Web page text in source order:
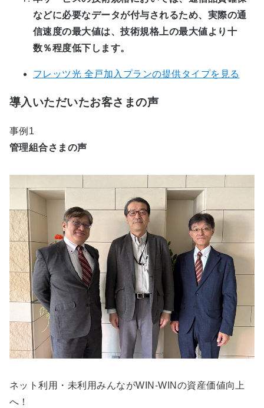
などに必要なデータが付与されるため、実際の通
信速度の最大値は、技術規格上の最大値より十
数％程度低下します。
フレッツ光 全戸加入プランの提供タイプを見る
導入いただいたお客さまの声
事例1
管理組合さまの声
ネット利用・未利用みんながWIN-WINの資産価値向上
へ！